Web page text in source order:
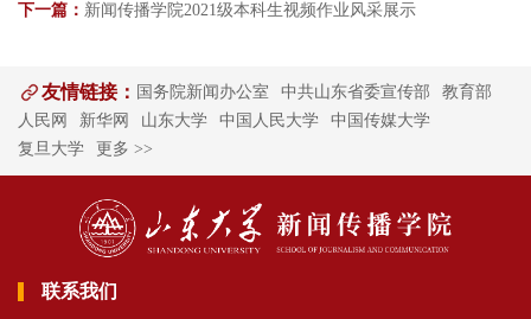
下一篇： 新闻传播学院2021级本科生视频作业风采展示
友情链接： 国务院新闻办公室 中共山东省委宣传部
教育部
人民网
新华网 山东大学 中国人民大学
中国传媒大学
复旦大学
更多 >>
联系我们